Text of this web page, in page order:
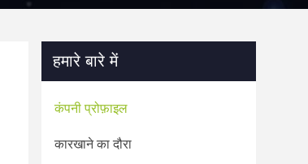
हमारे बारे में
कंपनी प्रोफ़ाइल
कारखाने का दौरा